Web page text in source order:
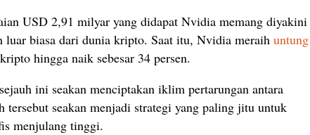
USD 2,91 milyar yang didapat Nvidia memang diyakini
luar biasa dari dunia kripto. Saat itu, Nvidia meraih untung
hingga naik sebesar 34 persen.
ini seakan menciptakan iklim pertarungan antara
tersebut seakan menjadi strategi yang paling jitu untuk
menjulang tinggi.